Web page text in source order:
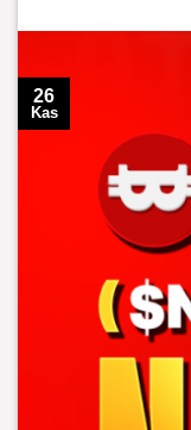
26
Kas